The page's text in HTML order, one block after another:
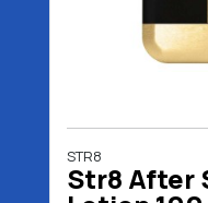
STR8
Str8 After